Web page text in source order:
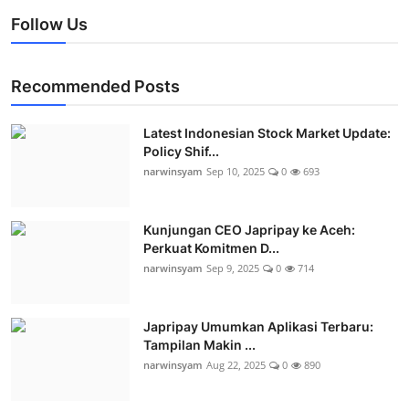
Follow Us
Recommended Posts
Latest Indonesian Stock Market Update:
Policy Shif...
narwinsyam Sep 10, 2025 0 693
Kunjungan CEO Japripay ke Aceh:
Perkuat Komitmen D...
narwinsyam Sep 9, 2025 0 714
Japripay Umumkan Aplikasi Terbaru:
Tampilan Makin ...
narwinsyam Aug 22, 2025 0 890